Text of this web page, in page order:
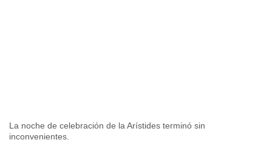
La noche de celebración de la Arístides terminó sin
inconvenientes.